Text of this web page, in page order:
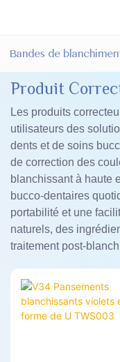
Bandes de
Produit
Les produits
utilisateurs des
dents et de soins
de correction des
blanchissant à haute
bucco-dentaires
portabilité et une
naturels, des
traitement post-